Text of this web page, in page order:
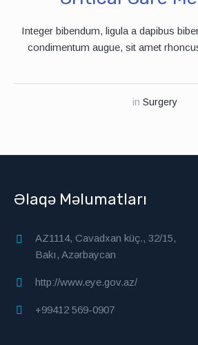
Integer bibendum, ligula a dapibus
condimentum augue, sit amet
in Surgery
Əlaqə Məlumatları
AZ1114, Cavadxan küç., 32/15,
Bakı, Azərbaycan
http://www.eye.gov.az/
+99412 569-0907